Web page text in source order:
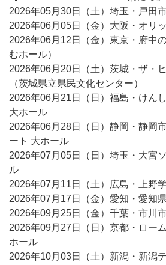
2026年05月30日（土）埼玉・戸田
2026年06月05日（金）大阪・オリ
2026年06月12日（金）東京・府中
むホール）
2026年06月20日（土）茨城・ザ・
（茨城県立県民文化センター）
2026年06月21日（日）福島・けん
大ホール
2026年06月28日（日）静岡・静岡
ート 大ホール
2026年07月05日（日）埼玉・大宮
ル
2026年07月11日（土）広島・上野
2026年07月17日（金）愛知・愛知
2026年09月25日（金）千葉・市川
2026年09月27日（日）京都・ロー
ホール
2026年10月03日（土）新潟・新潟